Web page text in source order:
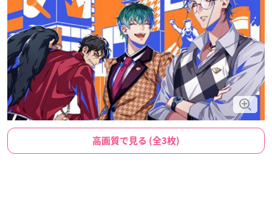
高画質で見る (全3枚)